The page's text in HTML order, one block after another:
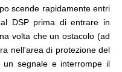
scende rapidamente entri
DSP prima di entrare in
volta che un ostacolo (ad
nell'area di protezione del
un segnale e interrompe il